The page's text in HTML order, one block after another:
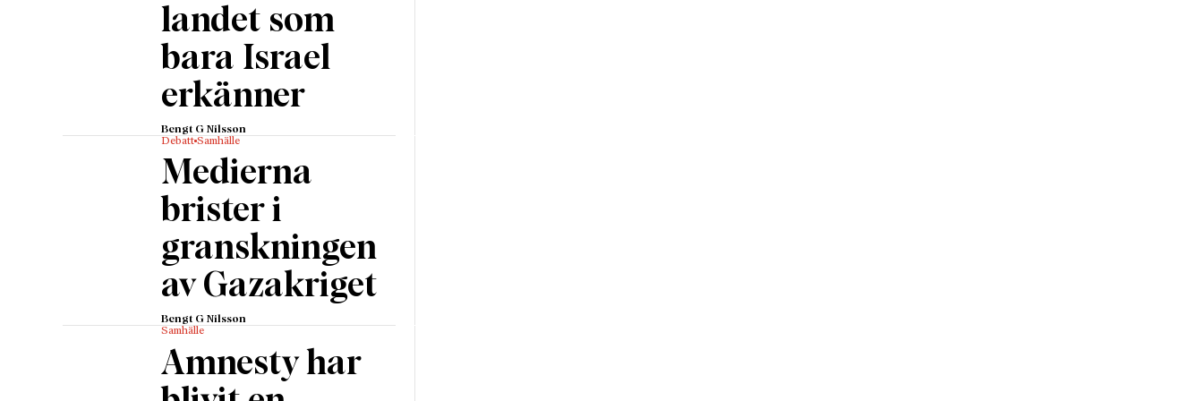
Amnesty International hade alltså en mycket bestämd hållning
gällande vem de kunde stödja. Icke-våldsprincipen var ett slags
portalparagraf och Per Wästberg betonar hur viktigt det var att
organisationen inte kunde beskyllas för en politisk slagsida.
Amnesty International kritik från olika håll. En av kritikerna är Per
landet som
bara Israel
erkänner
Bengt G Nilsson
Debatt Samhälle
Medierna
brister i
granskningen
av Gazakriget
Bengt G Nilsson
Samhälle
Amnesty har